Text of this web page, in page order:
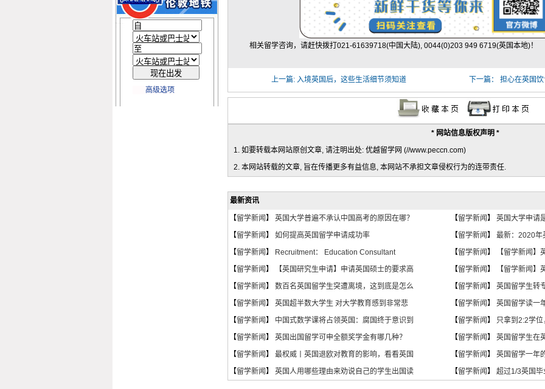
高级选项
相关留学咨询，请赶快拨打021-61639718(中国大陆), 0044(0)203 949 6719(英国本地)！
上一篇: 入境英国后，这些生活细节须知道 下一篇： 担心在英国
* 网站信息版权声明 *
1. 如要转载本网站原创文章, 请注明出处: 优越留学网 (//www.peccn.com)
2. 本网站转载的文章, 旨在传播更多有益信息, 本网站不承担文章侵权行为的连带责任.
最新资讯
【留学新闻】 英国大学普遍不承认中国高考的原因在哪？ 【留学新闻】 英国大学申请
【留学新闻】 如何提高英国留学申请成功率 【留学新闻】 最新：2020年
【留学新闻】 Recruitment： Education Consultant 【留学新闻】
【留学新闻
【留学新闻】 【英国研究生申请】申请英国硕士的要求高 【留学新闻】
【留学新闻
【留学新闻】 数百名英国留学生突遭离境，这到底是怎么 【留学新闻】 英国留学生转
【留学新闻】 英国超半数大学生 对大学教育感到非常悲 【留学新闻】 英国留学读一
【留学新闻】 中国式数学课将占领英国：腐国终于意识到 【留学新闻】 只拿到2:2学
【留学新闻】 英国出国留学可申全额奖学金有哪几种？ 【留学新闻】 英国留学生在
【留学新闻】 最权威丨英国退欧对教育的影响，看看英国 【留学新闻】 英国留学一年
【留学新闻】 英国人用哪些理由来劝说自己的学生出国读 【留学新闻】 超过1/3英国